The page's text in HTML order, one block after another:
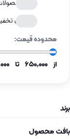
فقط
بیشترین
محدوده قیمت:
از ۶۵۰٬۰۰۰ تا
برند
بافت محصول